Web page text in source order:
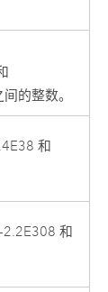
的整数。
和
2.2E308 和